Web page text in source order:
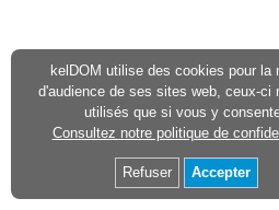
kelDOM utilise des cookies pour la
d'audience de ses sites web, ceux-ci
utilisés que si vous y
Consultez notre politique de
Refuser Accepter